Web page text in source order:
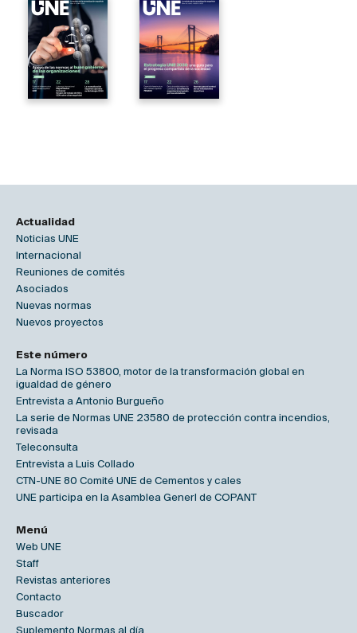
Actualidad
Noticias UNE
Internacional
Reuniones de comités
Asociados
Nuevas normas
Nuevos proyectos
Este número
La Norma ISO 53800, motor de la transformación global en
igualdad de género
Entrevista a Antonio Burgueño
La serie de Normas UNE 23580 de protección contra incendios,
revisada
Teleconsulta
Entrevista a Luis Collado
CTN-UNE 80 Comité UNE de Cementos y cales
UNE participa en la Asamblea Generl de COPANT
Menú
Web UNE
Staff
Revistas anteriores
Contacto
Buscador